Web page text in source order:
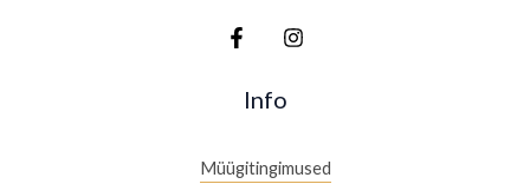
Info
Müügitingimused